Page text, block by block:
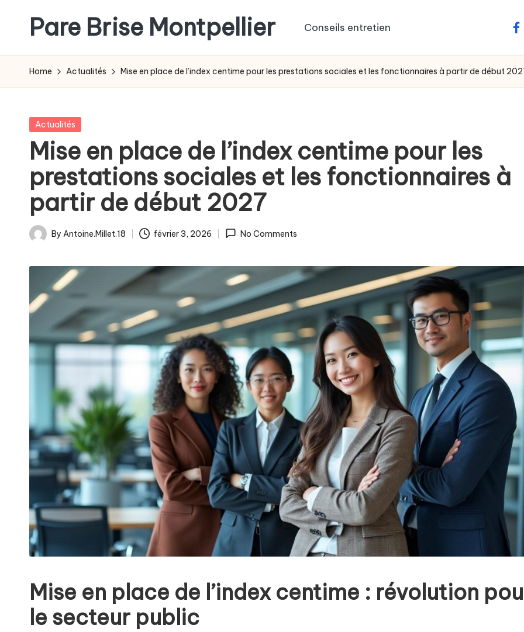
content
Pare Brise Montpellier Conseils entretien
Home Actualités Mise en place de l’index centime pour les prestations sociales et les fonctionnaires à partir de début
Posted
Actualités
Mise en place de l’index centime pour les
prestations sociales et les fonctionnaires à
partir de début 2027
Posted
By Antoine.Millet.18 février 3, 2026 No Comments
Mise en place de l’index centime : révolution
le secteur public